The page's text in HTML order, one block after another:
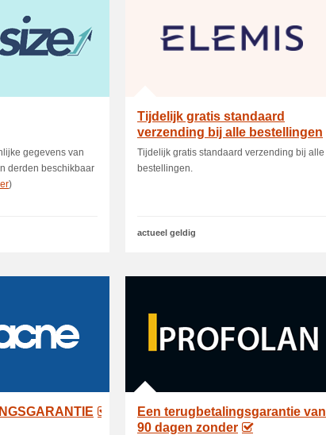
gegevens van
derden beschikbaar
)
Tijdelijk gratis standaard
verzending bij alle bestellingen
Tijdelijk gratis standaard verzending bij alle
bestellingen.
actueel geldig
Een terugbetalingsgarantie van
90 dagen zonder